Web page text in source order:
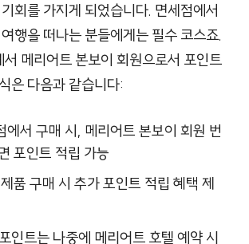
회를 가지게 되었습니다. 면세점에서
행을 떠나는 분들에게는 필수 코스죠.
메리어트 본보이 회원으로서 포인트
은 다음과 같습니다:
에서 구매 시, 메리어트 본보이 회원 번
포인트 적립 가능
품 구매 시 추가 포인트 적립 혜택 제
인트는 나중에 메리어트 호텔 예약 시